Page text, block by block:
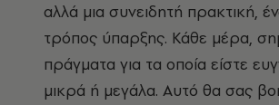
αλλά μια συνειδητή πρακτική,
τρόπος ύπαρξης. Κάθε μέρα,
πράγματα για τα οποία είστε
μικρά ή μεγάλα. Αυτό θα σας